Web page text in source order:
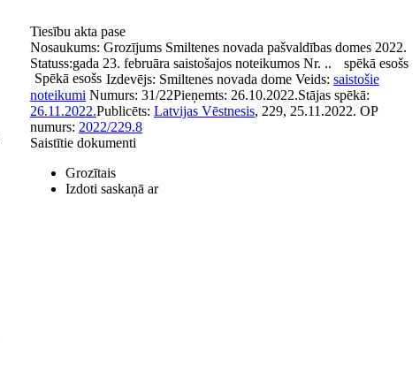
Tiesību akta pase
Nosaukums: Grozījums Smiltenes novada pašvaldības domes 2022.
gada 23. februāra saistošajos noteikumos Nr. ..
Statuss:
Spēkā esošs
spēkā esošs
Izdevējs: Smiltenes novada dome Veids: saistošie
noteikumi Numurs: 31/22Pieņemts: 26.10.2022.Stājas spēkā:
26.11.2022.Publicēts: Latvijas Vēstnesis, 229, 25.11.2022. OP
numurs: 2022/229.8
Saistītie dokumenti
Grozītais
Izdoti saskaņā ar